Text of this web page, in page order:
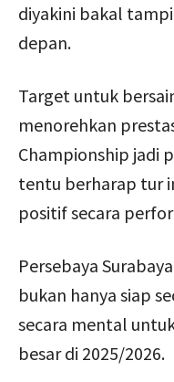
diyakini bakal
depan.
Target untuk
menorehkan
Championship jadi
tentu berharap tur
positif secara
Persebaya
bukan hanya siap
secara mental
besar di 2025/2026.